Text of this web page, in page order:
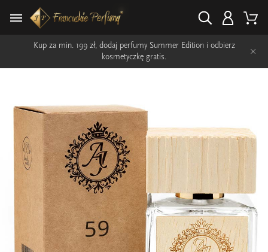
Kup za min. 199 zł, dodaj perfumy Summer Edition i odbierz
kosmetyczkę gratis.
×